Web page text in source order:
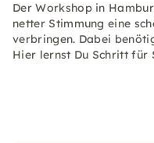
Der Workshop in
netter Stimmung eine
verbringen. Dabei
Hier lernst Du Schritt für